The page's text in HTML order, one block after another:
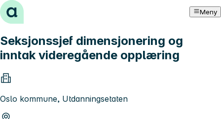
Hopp til innhold Meny
Seksjonssjef dimensjonering og
inntak videregående opplæring
Oslo kommune, Utdanningsetaten